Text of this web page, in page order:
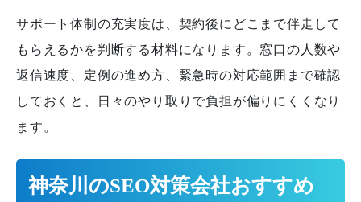
サポート体制の充実度は、契約後にどこまで伴走して
もらえるかを判断する材料になります。窓口の人数や
返信速度、定例の進め方、緊急時の対応範囲まで確認
しておくと、日々のやり取りで負担が偏りにくくなり
ます。
神奈川のSEO対策会社おすすめ